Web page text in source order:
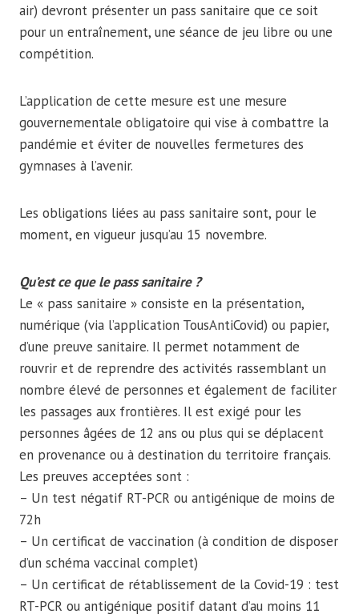
air) devront présenter un pass sanitaire que ce soit
pour un entraînement, une séance de jeu libre ou une
compétition.
L’application de cette mesure est une mesure
gouvernementale obligatoire qui vise à combattre la
pandémie et éviter de nouvelles fermetures des
gymnases à l’avenir.
Les obligations liées au pass sanitaire sont, pour le
moment, en vigueur jusqu’au 15 novembre.
Qu’est ce que le pass sanitaire ?
Le « pass sanitaire » consiste en la présentation,
numérique (via l’application TousAntiCovid) ou papier,
d’une preuve sanitaire. Il permet notamment de
rouvrir et de reprendre des activités rassemblant un
nombre élevé de personnes et également de faciliter
les passages aux frontières. Il est exigé pour les
personnes âgées de 12 ans ou plus qui se déplacent
en provenance ou à destination du territoire français.
Les preuves acceptées sont :
– Un test négatif RT-PCR ou antigénique de moins de
72h
– Un certificat de vaccination (à condition de disposer
d’un schéma vaccinal complet)
– Un certificat de rétablissement de la Covid-19 : test
RT-PCR ou antigénique positif datant d’au moins 11